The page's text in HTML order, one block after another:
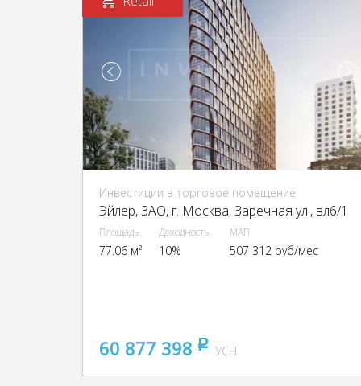
Инвестиции в торговое помещение
Эйлер, ЗАО, г. Москва, Заречная ул., вл6/1
Площадь
77.06 м²
Доходность
10%
МАП
507 312 руб/мес
60 877 398 pуб
УСН